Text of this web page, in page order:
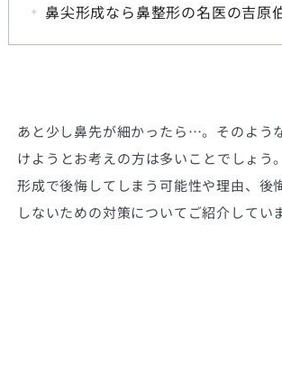
鼻尖形成なら鼻整形の名医の吉原
あと少し鼻先が細かったら…。そのよう
けようとお考えの方は多いことでしょう
形成で後悔してしまう可能性や理由、後
しないための対策についてご紹介してい